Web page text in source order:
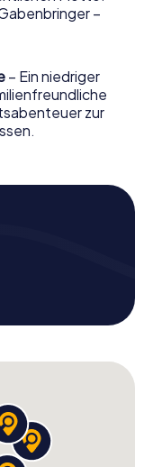
dem X-Mas
bietet die
Kollegen also
und planen Sie
Ihrer
–
– Ein niedriger
zur